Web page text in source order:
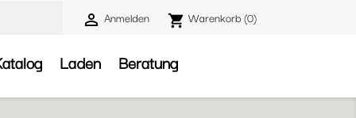
 Anmelden shopping_cart Warenkorb(0)
Laden Beratung